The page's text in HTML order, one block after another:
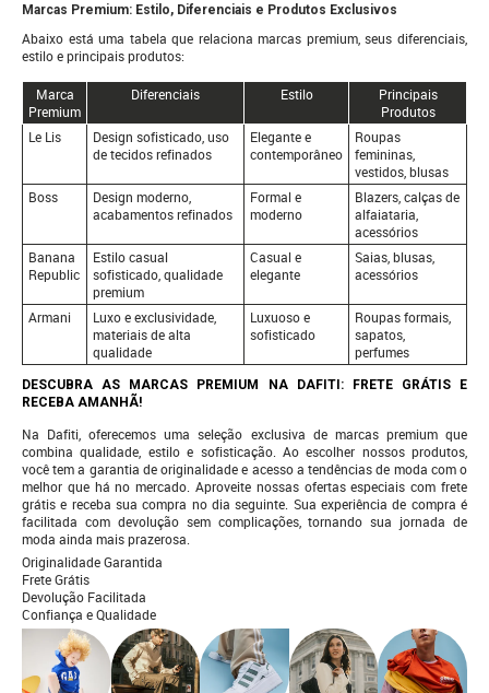
Marcas Premium: Estilo, Diferenciais e Produtos Exclusivos
Abaixo está uma tabela que relaciona marcas premium, seus diferenciais,
estilo e principais produtos:
Marca
Premium
Diferenciais Estilo
Principais
Produtos
Le Lis
Design sofisticado, uso
de tecidos refinados
Elegante e
contemporâneo
Roupas
femininas,
vestidos, blusas
Boss
Design moderno,
acabamentos refinados
Formal e
moderno
Blazers, calças de
alfaiataria,
acessórios
Banana
Republic
Estilo casual
sofisticado, qualidade
premium
Casual e
elegante
Saias, blusas,
acessórios
Armani
Luxo e exclusividade,
materiais de alta
qualidade
Luxuoso e
sofisticado
Roupas formais,
sapatos,
perfumes
DESCUBRA AS MARCAS PREMIUM NA DAFITI: FRETE GRÁTIS E
RECEBA AMANHÃ!
Na Dafiti, oferecemos uma seleção exclusiva de marcas premium que
combina qualidade, estilo e sofisticação. Ao escolher nossos produtos,
você tem a garantia de originalidade e acesso a tendências de moda com o
melhor que há no mercado. Aproveite nossas ofertas especiais com frete
grátis e receba sua compra no dia seguinte. Sua experiência de compra é
facilitada com devolução sem complicações, tornando sua jornada de
moda ainda mais prazerosa.
Originalidade Garantida
Frete Grátis
Devolução Facilitada
Confiança e Qualidade